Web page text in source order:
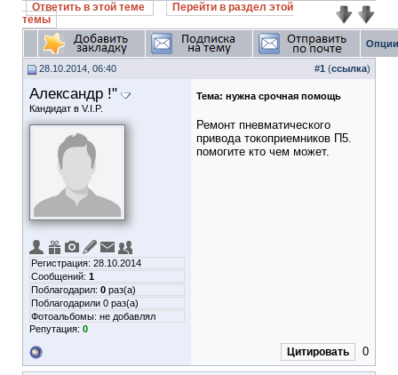
Ответить в этой теме
Перейти в раздел этой
темы
28.10.2014, 06:40 #1 (ссылка)
Александр !"
Кандидат в V.I.P.
Регистрация: 28.10.2014
Сообщений: 1
Поблагодарил: 0 раз(а)
Поблагодарили 0 раз(а)
Фотоальбомы: не добавлял
Репутация: 0
Тема: нужна срочная помощь
Ремонт пневматического
привода токоприемников П5.
помогите кто чем может.
Цитировать 0